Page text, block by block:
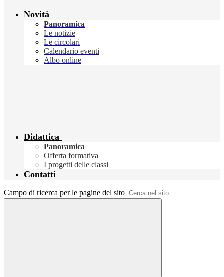
Novità
Panoramica
Le notizie
Le circolari
Calendario eventi
Albo online
Didattica
Panoramica
Offerta formativa
I progetti delle classi
Contatti
Campo di ricerca per le pagine del sito